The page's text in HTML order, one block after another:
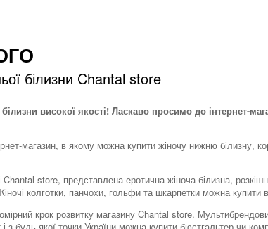
білизни Chantal store
високої якості! Ласкаво просимо до інтернет-
магазин, в якому можна купити жіночу нижню білизну,
store, представлена ​​еротична жіноча білизна,
колготки, панчохи, гольфи та шкарпетки можна купити
крок розвитку магазину Chantal store.